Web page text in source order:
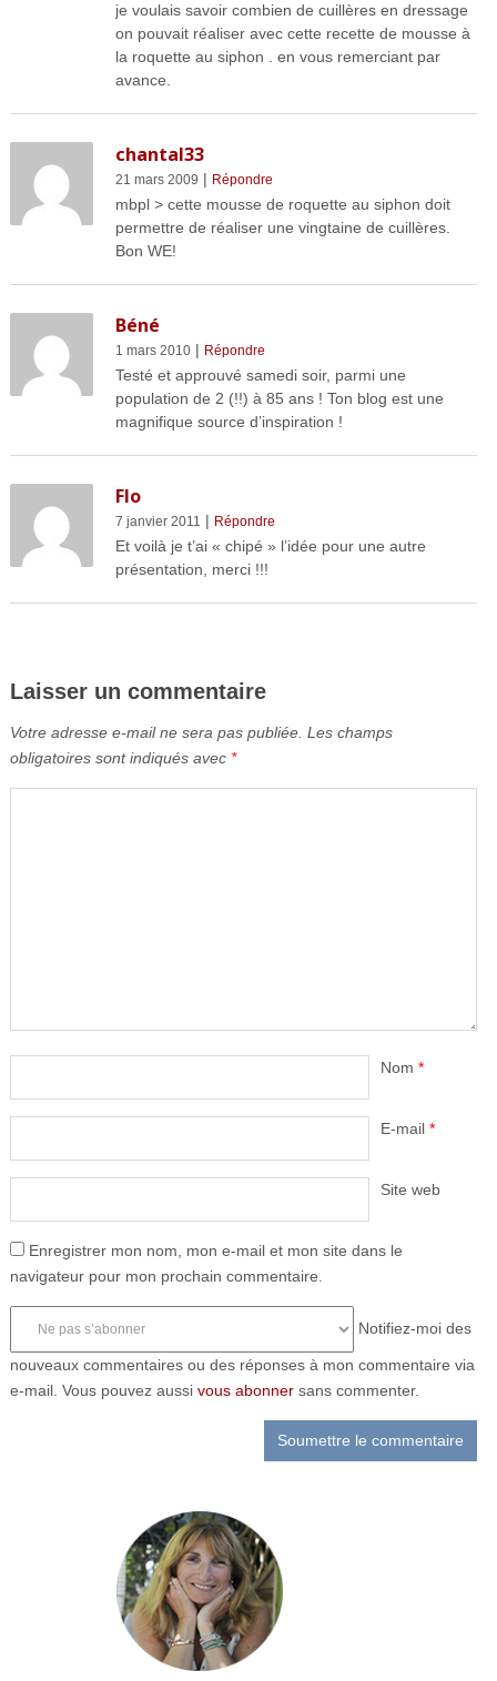
je voulais savoir combien de cuillères en dressage
on pouvait réaliser avec cette recette de mousse à
la roquette au siphon . en vous remerciant par
avance.
chantal33
21 mars 2009 | Répondre
mbpl > cette mousse de roquette au siphon doit
permettre de réaliser une vingtaine de cuillères.
Bon WE!
Béné
1 mars 2010| Répondre
Testé et approuvé samedi soir, parmi une
population de 2 (!!) à 85 ans ! Ton blog est une
magnifique source d’inspiration !
Flo
7 janvier 2011 | Répondre
Et voilà je t’ai « chipé » l’idée pour une autre
présentation, merci !!!
Laisser un commentaire
Votre adresse e-mail ne sera pas publiée. Les champs
obligatoires sont indiqués avec *
Nom *
E-mail *
Site web
Enregistrer mon nom, mon e-mail et mon site dans le
navigateur pour mon prochain commentaire.
Notifiez-moi des
nouveaux commentaires ou des réponses à mon commentaire via
e-mail. Vous pouvez aussi vous abonnersans commenter.